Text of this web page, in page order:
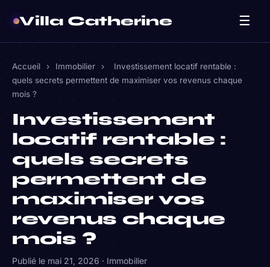
Villa Catherine ☰
Accueil › Immobilier ›
Investissement locatif rentable :
quels secrets permettent de maximiser vos revenus chaque
mois ?
Investissement
locatif rentable :
quels secrets
permettent de
maximiser vos
revenus chaque
mois ?
Publié le mai 21, 2026 · Immobilier